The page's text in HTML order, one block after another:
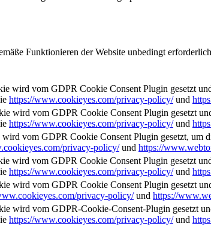
Funktionieren der Website unbedingt
wird vom GDPR Cookie Consent Plugin gesetzt
https://www.cookieyes.com/privacy-policy/und
wird vom GDPR Cookie Consent Plugin gesetzt
https://www.cookieyes.com/privacy-policy/und
vom GDPR Cookie Consent Plugin gesetzt, um
privacy-policy/und https://
wird vom GDPR Cookie Consent Plugin gesetzt
https://www.cookieyes.com/privacy-policy/und
wird vom GDPR Cookie Consent Plugin gesetzt
privacy-policy/und https://
wird vom GDPR-Cookie-Consent-Plugin gesetzt
https://www.cookieyes.com/privacy-policy/und